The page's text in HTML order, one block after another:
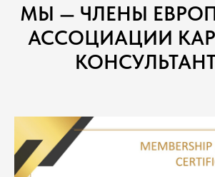
МЫ — ЧЛЕНЫ
АССОЦИАЦИИ